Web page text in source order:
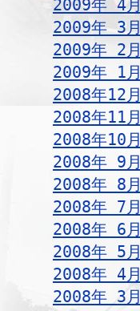
2009年 4月
2009年 3月
2009年 2月
2009年 1月
2008年12月
2008年11月
2008年10月
2008年 9月
2008年 8月
2008年 7月
2008年 6月
2008年 5月
2008年 4月
2008年 3月